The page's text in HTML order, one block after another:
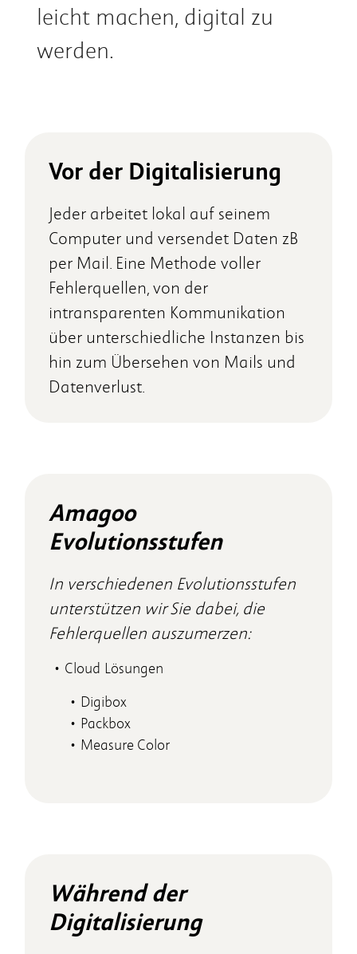
leicht machen, digital zu
werden.
Vor der Digitalisierung
Jeder arbeitet lokal auf seinem
Computer und versendet Daten zB
per Mail. Eine Methode voller
Fehlerquellen, von der
intransparenten Kommunikation
über unterschiedliche Instanzen bis
hin zum Übersehen von Mails und
Datenverlust.
Amagoo
Evolutionsstufen
In verschiedenen Evolutionsstufen
unterstützen wir Sie dabei, die
Fehlerquellen auszumerzen:
Cloud Lösungen
Digibox
Packbox
Measure Color
Während der
Digitalisierung